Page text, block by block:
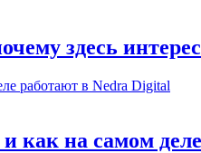
здесь
на самом